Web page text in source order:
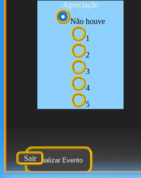
Apreciação
Não houve
1
2
3
4
5
Atualizar Evento
Sair